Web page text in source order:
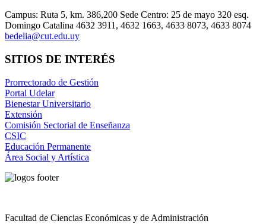
Campus: Ruta 5, km. 386,200 Sede Centro: 25 de mayo 320 esq.
Domingo Catalina 4632 3911, 4632 1663, 4633 8073, 4633 8074
bedelia@cut.edu.uy
SITIOS DE INTERÉS
Prorrectorado de Gestión
Portal Udelar
Bienestar Universitario
Extensión
Comisión Sectorial de Enseñanza
CSIC
Educación Permanente
Área Social y Artística
Facultad de Ciencias Económicas y de Administración